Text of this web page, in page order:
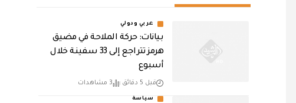
عربي ودولي
بيانات: حركة الملاحة في مضيق
هرمز تتراجع إلى 33 سفينة خلال
أسبوع
قبل 5 دقائق 3 مشاهدات
سياسة